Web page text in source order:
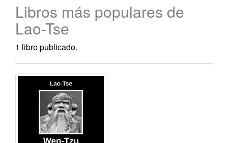
Libros más populares de
Lao-Tse
1 libro publicado.